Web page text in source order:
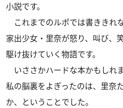
小説です。
これまでのルポでは書きき
家出少女・里奈が怒り、叫び、
駆け抜けていく物語です。
いささかハードな本かもしれ
私の脳裏をよぎったのは、里奈
か、ということでした。